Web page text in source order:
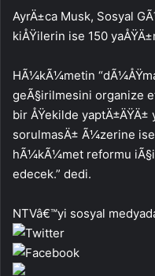
AyrÄ±ca Musk, Sosyal
kiÅŸilerin ise 150
HÃ¼kÃ¼metin
geÃ§irilmesini organize
bir ÅŸekilde
sorulmasÄ± Ã¼zerine
hÃ¼kÃ¼met reformu
edecek.” dedi.
NTVâ€™yi sosyal